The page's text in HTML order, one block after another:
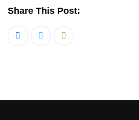
Share This Post:
Whatsapp